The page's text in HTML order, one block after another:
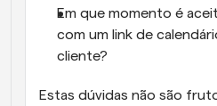
Em que momento é
com um link de
cliente?
Estas dúvidas não são